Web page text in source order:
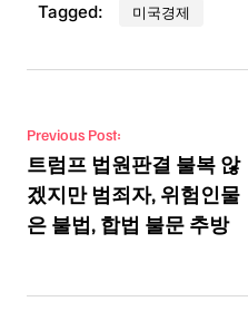
Tagged: 미국경제
Post navigation
Previous Post:
트럼프 법원판결 불복 않
겠지만 범죄자, 위험인물
은 불법, 합법 불문 추방